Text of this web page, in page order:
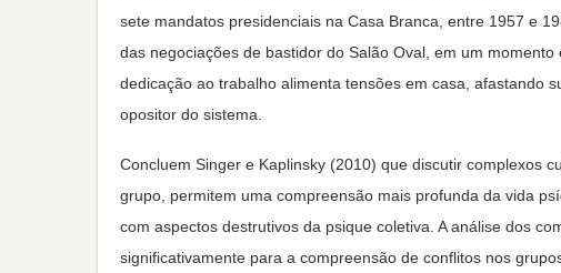
sete mandatos presidenciais na Casa Branca, entre 1957 e
das negociações de bastidor do Salão Oval, em um
dedicação ao trabalho alimenta tensões em casa, afastando
opositor do sistema.
Concluem Singer e Kaplinsky (2010) que discutir complexos
grupo, permitem uma compreensão mais profunda da vida
com aspectos destrutivos da psique coletiva. A análise dos
significativamente para a compreensão de conflitos nos